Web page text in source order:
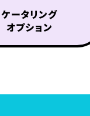
ケータリング
オプション